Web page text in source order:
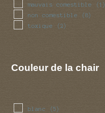
mauvais comestible (1)
non comestible (8)
toxique (2)
Couleur de la chair
blanc (5)